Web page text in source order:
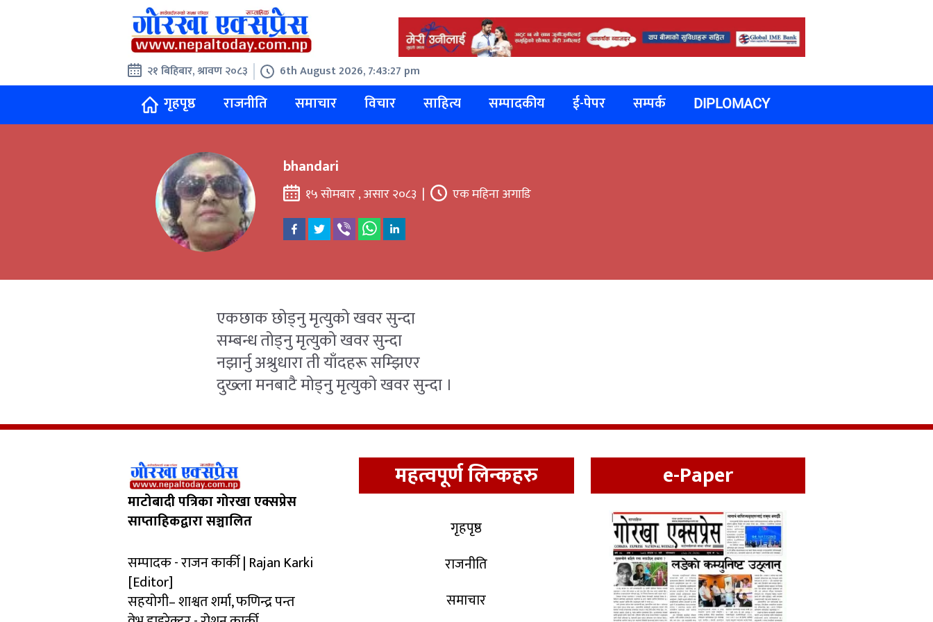
२१ बिहिबार, श्रावण २०८३ 6th August 2026, 7:43:27 pm
गृहपृष्ठ राजनीति समाचार विचार साहित्य सम्पादकीय ई-पेपर सम्पर्क DIPLOMACY
bhandari
१५ सोमबार , असार २०८३ | एक महिना अगाडि
एकछाक छोड्नु मृत्युको खवर सुन्दा
सम्बन्ध तोड्नु मृत्युको खवर सुन्दा
नझार्नु अश्रुधारा ती याँदहरू सम्झिएर
दुख्ला मनबाटै मोड्नु मृत्युको खवर सुन्दा ।
माटोबादी पत्रिका गोरखा एक्सप्रेस
साप्ताहिकद्वारा सञ्चालित
सम्पादक - राजन कार्की | Rajan Karki
[Editor]
सहयोगी– शाश्वत शर्मा, फणिन्द्र पन्त
महत्वपूर्ण लिन्कहरु
गृहपृष्ठ
राजनीति
समाचार
e-Paper